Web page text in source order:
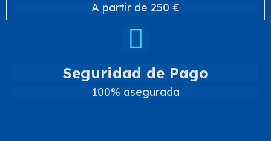
A partir de 250 €
Seguridad de Pago
100% asegurada